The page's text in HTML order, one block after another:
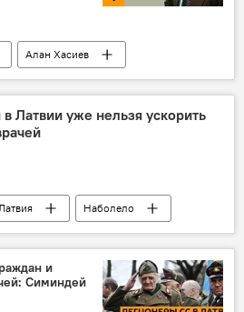
Алан Хасиев
Россия
Латвии уже нельзя ускорить
Наболело
и
Симиндей